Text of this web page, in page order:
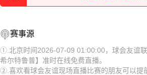
2026-08-15 【球会友谊】 维登贝
2026-08-15 【球会友谊】 维登贝
赛事源
①.北京时间2026-07-09 01:00:00，球会友谊
希尔特鲁普】准时在线免费直播。
②.喜欢看球会友谊现场直播比赛的朋友可以提